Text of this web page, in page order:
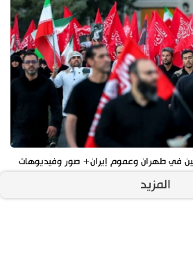
في طهران وعموم إيران+ صور وفيديوهات
المزيد